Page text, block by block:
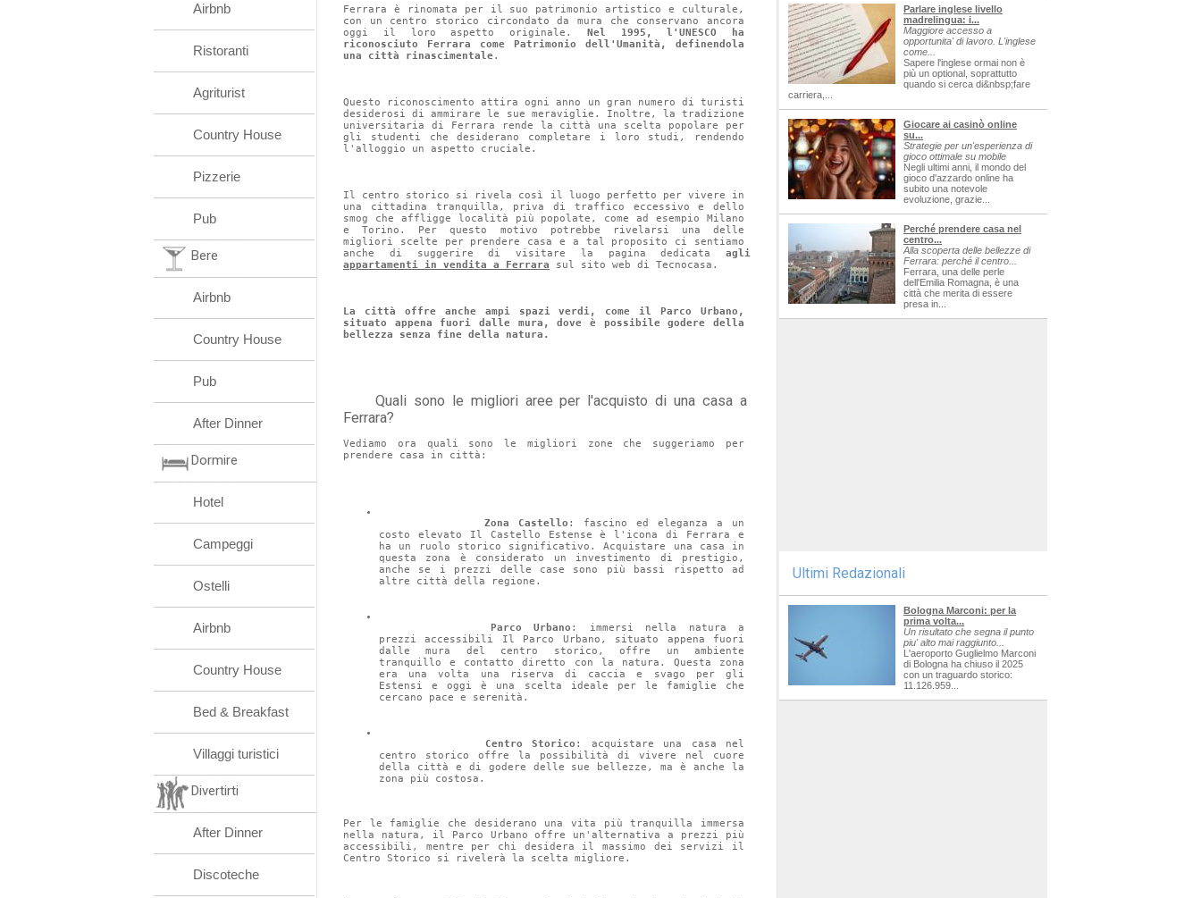
Ferrara è rinomata per il suo patrimonio artistico e culturale,
con un centro storico circondato da mura che conservano ancora
oggi il loro aspetto originale. Nel 1995, l'UNESCO ha
riconosciuto Ferrara come Patrimonio dell'Umanità, definendola
una città rinascimentale.
Questo riconoscimento attira ogni anno un gran numero di turisti
desiderosi di ammirare le sue meraviglie. Inoltre, la tradizione
universitaria di Ferrara rende la città una scelta popolare per
gli studenti che desiderano completare i loro studi, rendendo
l'alloggio un aspetto cruciale.
Il centro storico si rivela così il luogo perfetto per vivere in
una cittadina tranquilla, priva di traffico eccessivo e dello
smog che affligge località più popolate, come ad esempio Milano
e Torino. Per questo motivo potrebbe rivelarsi una delle
migliori scelte per prendere casa e a tal proposito ci sentiamo
anche di suggerire di visitare la pagina dedicata agli
appartamenti in vendita a Ferrara sul sito web di Tecnocasa.
La città offre anche ampi spazi verdi, come il Parco Urbano,
situato appena fuori dalle mura, dove è possibile godere della
bellezza senza fine della natura.
Ferrara?
Vediamo ora quali sono le migliori zone che suggeriamo per
prendere casa in città:
Zona Castello : fascino ed eleganza a un
costo elevato Il Castello Estense è l'icona di Ferrara e
ha un ruolo storico significativo. Acquistare una casa in
questa zona è considerato un investimento di prestigio,
anche se i prezzi delle case sono più bassi rispetto ad
altre città della regione.
Parco Urbano : immersi nella natura a
prezzi accessibili Il Parco Urbano, situato appena fuori
dalle mura del centro storico, offre un ambiente
tranquillo e contatto diretto con la natura. Questa zona
era una volta una riserva di caccia e svago per gli
Estensi e oggi è una scelta ideale per le famiglie che
cercano pace e serenità.
Centro Storico : acquistare una casa nel
centro storico offre la possibilità di vivere nel cuore
della città e di godere delle sue bellezze, ma è anche la
zona più costosa.
Per le famiglie che desiderano una vita più tranquilla immersa
nella natura, il Parco Urbano offre un'alternativa a prezzi più
accessibili, mentre per chi desidera il massimo dei servizi il
Centro Storico si rivelerà la scelta migliore.
Airbnb
Ristoranti
Agriturist
Country House
Pizzerie
Pub
Bere
Airbnb
Country House
Pub
After Dinner
Dormire
Hotel
Campeggi
Ostelli
Airbnb
Country House
Bed & Breakfast
Villaggi turistici
Divertirti
After Dinner
Discoteche
Parlare inglese livello
madrelingua: i...
Maggiore accesso a
opportunita' di lavoro. L'inglese
come...
Sapere l'inglese ormai non è
più un optional, soprattutto
quando si cerca di&nbsp;fare
carriera,...
Giocare ai casinò online
su...
Strategie per un'esperienza di
gioco ottimale su mobile
Negli ultimi anni, il mondo del
gioco d'azzardo online ha
subito una notevole
evoluzione, grazie...
Perché prendere casa nel
centro...
Alla scoperta delle bellezze di
Ferrara: perché il centro...
Ferrara, una delle perle
dell'Emilia Romagna, è una
città che merita di essere
presa in...
Ultimi Redazionali
Bologna Marconi: per la
prima volta...
Un risultato che segna il punto
piu' alto mai raggiunto...
L'aeroporto Guglielmo Marconi
di Bologna ha chiuso il 2025
con un traguardo storico:
11.126.959...